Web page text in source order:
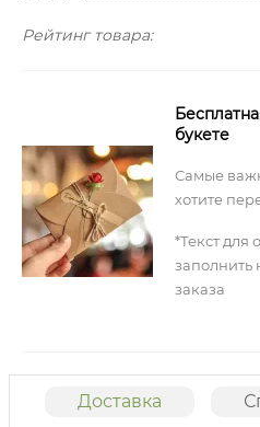
Рейтинг товара:
букете
Самые
хотите
*Текст для
заполнить
заказа
Доставка